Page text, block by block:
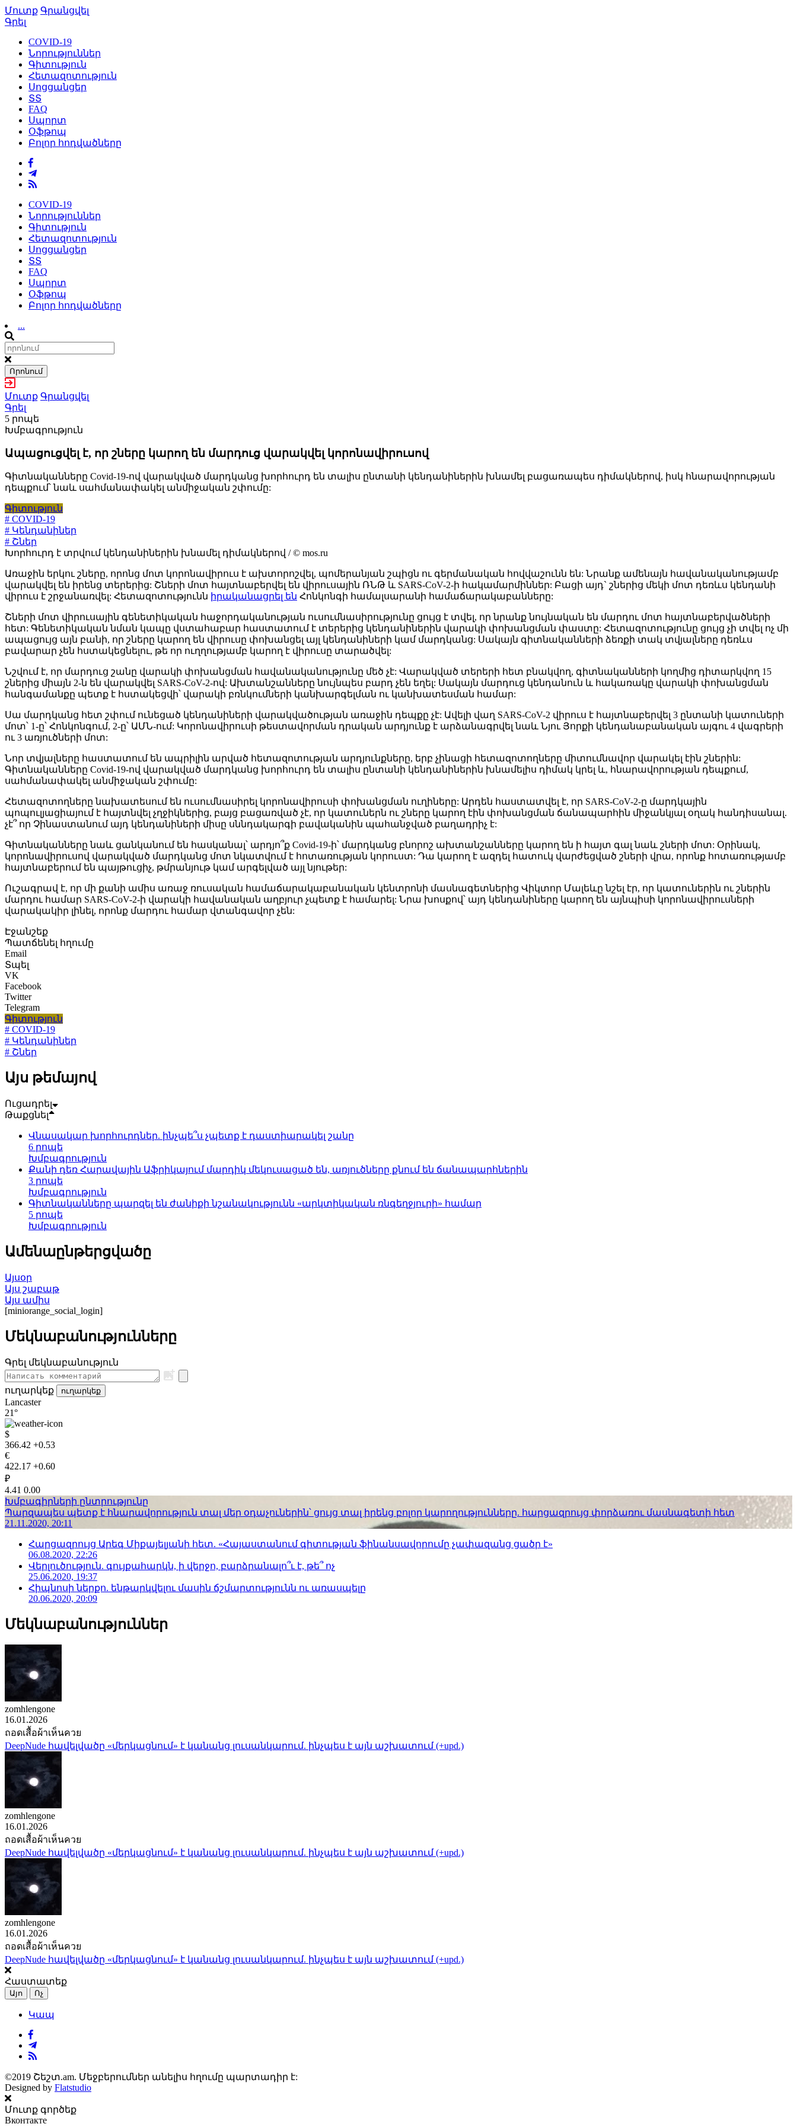
Մուտք Գրանցվել
Գրել
COVID-19
Նորություններ
Գիտություն
Հետազոտություն
Սոցցանցեր
ՏՏ
FAQ
Սպորտ
Օֆթոպ
Բոլոր հոդվածները
COVID-19
Նորություններ
Գիտություն
Հետազոտություն
Սոցցանցեր
ՏՏ
FAQ
Սպորտ
Օֆթոպ
Բոլոր հոդվածները
...
Որոնում
Մուտք Գրանցվել
Գրել
5 րոպե
Խմբագրություն
Ապացուցվել է, որ շները կարող են մարդուց վարակվել կորոնավիրուսով
Գիտնականները Covid-19-ով վարակված մարդկանց խորհուրդ են տալիս ընտանի կենդանիներին խնամել բացառապես դիմակներով, իսկ հնարավորության
դեպքում՝ նաև սահմանափակել անմիջական շփումը:
Գիտություն
# COVID-19
# Կենդանիներ
# Շներ
Խորհուրդ է տրվում կենդանիներին խնամել դիմակներով / © mos.ru
Առաջին երկու շները, որոնց մոտ կորոնավիրուս է ախտորոշվել, պոմերանյան շպիցն ու գերմանական հովվաշունն են: Նրանք ամենայն հավանականությամբ
վարակվել են իրենց տերերից: Շների մոտ հայտնաբերվել են վիրուսային ՌՆԹ և SARS-CoV-2-ի հակամարմիններ: Բացի այդ` շներից մեկի մոտ դեռևս կենդանի
վիրուս է շրջանառվել: Հետազոտությունն իրականացրել են Հոնկոնգի համալսարանի համաճարակաբանները:
Շների մոտ վիրուսային գենետիկական հաջորդականության ուսումնասիրությունը ցույց է տվել, որ նրանք նույնական են մարդու մոտ հայտնաբերվածների
հետ: Գենետիկական նման կապը վստահաբար հաստատում է տերերից կենդանիներին վարակի փոխանցման փաստը: Հետազոտությունը ցույց չի տվել ոչ մի
ապացույց այն բանի, որ շները կարող են վիրուսը փոխանցել այլ կենդանիների կամ մարդկանց: Սակայն գիտնականների ձեռքի տակ տվյալները դեռևս
բավարար չեն հստակեցնելու, թե որ ուղղությամբ կարող է վիրուսը տարածվել:
Նշվում է, որ մարդուց շանը վարակի փոխանցման հավանականությունը մեծ չէ: Վարակված տերերի հետ բնակվող, գիտնականների կողմից դիտարկվող 15
շներից միայն 2-ն են վարակվել SARS-CoV-2-ով: Ախտանշանները նույնպես բարդ չեն եղել: Սակայն մարդուց կենդանուն և հակառակը վարակի փոխանցման
հանգամանքը պետք է հստակեցվի՝ վարակի բռնկումների կանխարգելման ու կանխատեսման համար:
Սա մարդկանց հետ շփում ունեցած կենդանիների վարակվածության առաջին դեպքը չէ: Ավելի վաղ SARS-CoV-2 վիրուս է հայտնաբերվել 3 ընտանի կատուների
մոտ՝ 1-ը՝ Հոնկոնգում, 2-ը՝ ԱՄՆ-ում: Կորոնավիրուսի թեստավորման դրական արդյունք է արձանագրվել նաև Նյու Յորքի կենդանաբանական այգու 4 վագրերի
ու 3 առյուծների մոտ:
Նոր տվյալները հաստատում են ապրիլին արված հետազոտության արդյունքները, երբ չինացի հետազոտողները միտումնավոր վարակել էին շներին:
Գիտնականները Covid-19-ով վարակված մարդկանց խորհուրդ են տալիս ընտանի կենդանիներին խնամելիս դիմակ կրել և, հնարավորության դեպքում,
սահմանափակել անմիջական շփումը:
Հետազոտողները նախատեսում են ուսումնասիրել կորոնավիրուսի փոխանցման ուղիները: Արդեն հաստատվել է, որ SARS-CoV-2-ը մարդկային
պոպուլյացիայում է հայտնվել չղջիկներից, բայց բացառված չէ, որ կատուներն ու շները կարող էին փոխանցման ճանապարհին միջանկյալ օղակ հանդիսանալ.
չէ՞ որ Չինաստանում այդ կենդանիների միսը սննդակարգի բավականին պահանջված բաղադրիչ է:
Գիտնականները նաև ցանկանում են հասկանալ՝ արդյո՞ք Covid-19-ի՝ մարդկանց բնորոշ ախտանշանները կարող են ի հայտ գալ նաև շների մոտ: Օրինակ,
կորոնավիրուսով վարակված մարդկանց մոտ նկատվում է հոտառության կորուստ: Դա կարող է ազդել հատուկ վարժեցված շների վրա, որոնք հոտառությամբ
հայտնաբերում են պայթուցիչ, թմրանյութ կամ արգելված այլ նյութեր:
Ուշագրավ է, որ մի քանի ամիս առաջ ռուսական համաճարակաբանական կենտրոնի մասնագետներից Վիկտոր Մալեևը նշել էր, որ կատուներին ու շներին
մարդու համար SARS-CoV-2-ի վարակի հավանական աղբյուր չպետք է համարել: Նրա խոսքով՝ այդ կենդանիները կարող են այնպիսի կորոնավիրուսների
վարակակիր լինել, որոնք մարդու համար վտանգավոր չեն:
Էջանշեք
Պատճենել հղումը
Email
Տպել
VK
Facebook
Twitter
Telegram
Գիտություն
# COVID-19
# Կենդանիներ
# Շներ
Այս թեմայով
Ուցադրել
Թաքցնել
Վնասակար խորհուրդներ. ինչպե՞ս չպետք է դաստիարակել շանը
6 րոպե
Խմբագրություն
Քանի դեռ Հարավային Աֆրիկայում մարդիկ մեկուսացած են, առյուծները քնում են ճանապարհներին
3 րոպե
Խմբագրություն
Գիտնականները պարզել են ժանիքի նշանակությունն «արկտիկական ռնգեղջյուրի» համար
5 րոպե
Խմբագրություն
Ամենաընթերցվածը
Այսօր
Այս շաբաթ
Այս ամիս
[miniorange_social_login]
Մեկնաբանությունները
Գրել մեկնաբանություն
ուղարկեք ուղարկեք
Lancaster
21°
$
366.42 +0.53
€
422.17 +0.60
₽
4.41 0.00
Խմբագիրների ընտրությունը
Պարզապես պետք է հնարավորություն տալ մեր օդաչուներին՝ ցույց տալ իրենց բոլոր կարողությունները. հարցազրույց փորձառու մասնագետի հետ
21.11.2020, 20:11
Հարցազրույց Արեգ Միքայելյանի հետ. «Հայաստանում գիտության ֆինանսավորումը չափազանց ցածր է»
06.08.2020, 22:26
Վերլուծություն. գույքահարկն, ի վերջո, բարձրանալո՞ւ է, թե՞ ոչ
25.06.2020, 19:37
Հիպնոսի ներքո. ենթարկվելու մասին ճշմարտությունն ու առասպելը
20.06.2020, 20:09
Մեկնաբանություններ
zomhlengone
16.01.2026
ถอดเสื้อผ้าเห็นควย
DeepNude հավելվածը «մերկացնում» է կանանց լուսանկարում. ինչպես է այն աշխատում (+upd.)
zomhlengone
16.01.2026
ถอดเสื้อผ้าเห็นควย
DeepNude հավելվածը «մերկացնում» է կանանց լուսանկարում. ինչպես է այն աշխատում (+upd.)
zomhlengone
16.01.2026
ถอดเสื้อผ้าเห็นควย
DeepNude հավելվածը «մերկացնում» է կանանց լուսանկարում. ինչպես է այն աշխատում (+upd.)
Հաստատեք
Այո Ոչ
Կապ
©2019 Շեշտ.am. Մեջբերումներ անելիս հղումը պարտադիր է:
Designed by Flatstudio
Մուտք գործեք
Вконтакте